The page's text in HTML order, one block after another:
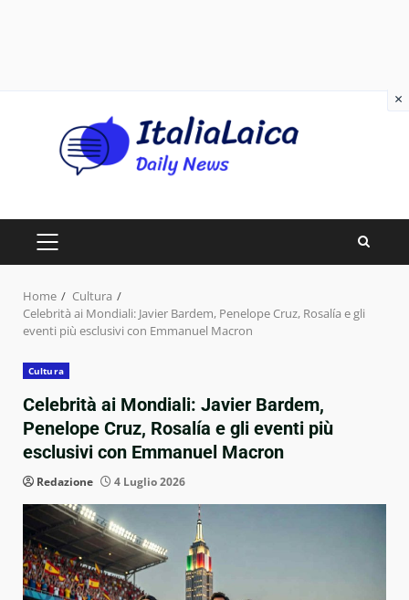
PRIMARY
MENU
Home
Cultura
Celebrità ai Mondiali: Javier Bardem, Penelope Cruz, Rosalía e gli
eventi più esclusivi con Emmanuel Macron
Cultura
Celebrità ai Mondiali: Javier Bardem,
Penelope Cruz, Rosalía e gli eventi più
esclusivi con Emmanuel Macron
Redazione 4 Luglio 2026
×